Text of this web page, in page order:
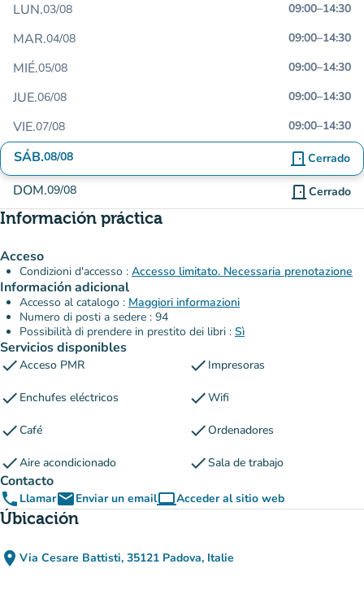
LUN.03/08 09:00–14:30
MAR.04/08 09:00–14:30
MIÉ.05/08 09:00–14:30
JUE.06/08 09:00–14:30
VIE.07/08 09:00–14:30
SÁB.08/08 door_front Cerrado
DOM.09/08 door_front Cerrado
Información práctica
Acceso
Condizioni d'accesso : Accesso limitato. Necessaria prenotazione
Información adicional
Accesso al catalogo : Maggiori informazioni
Numero di posti a sedere : 94
Possibilità di prendere in prestito dei libri : Sì
Servicios disponibles
checkAcceso PMR check Impresoras
check Enchufes eléctricos checkWifi
checkCafé checkOrdenadores
checkAire acondicionado checkSala de trabajo
Contacto
phone LlamaremailEnviar un emailcomputerAcceder al sitio web
(nueva pestaña)
Úbicación
place Via Cesare Battisti, 35121 Padova, Italie
(abrir en Google Maps)
(nueva pestaña)